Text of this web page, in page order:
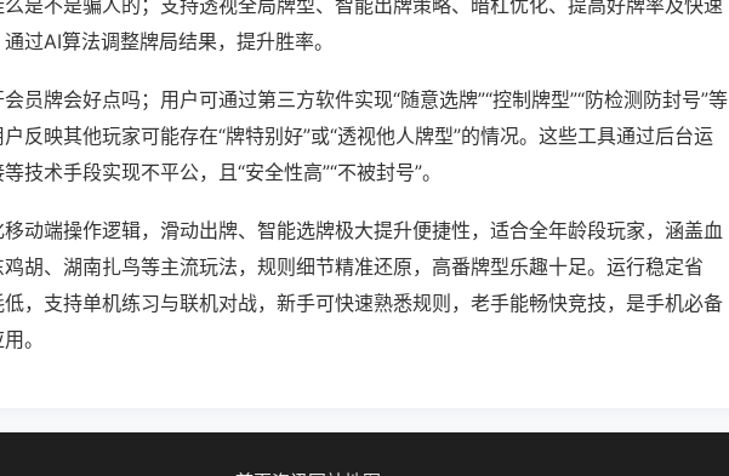
过AI算法调整牌局结果，提升胜率。
员牌会好点吗；用户可通过第三方软件实现“随意选牌”“控制牌型”“防检测防封号”等
反映其他玩家可能存在“牌特别好”或“透视他人牌型”的情况。这些工具通过后台运
技术手段实现不平公，且“安全性高”“不被封号”。
动端操作逻辑，滑动出牌、智能选牌极大提升便捷性，适合全年龄段玩家，涵盖血
胡、湖南扎鸟等主流玩法，规则细节精准还原，高番牌型乐趣十足。运行稳定省
低，支持单机练习与联机对战，新手可快速熟悉规则，老手能畅快竞技，是手机必备
。